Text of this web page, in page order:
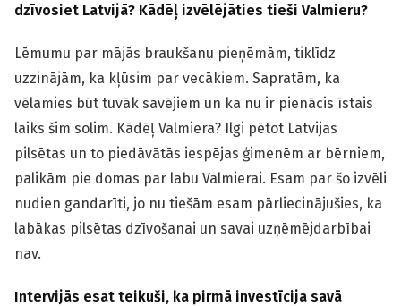
dzīvosiet Latvijā? Kādēļ izvēlējāties tieši Valmieru?
Lēmumu par mājās braukšanu pieņēmām, tiklīdz
uzzinājām, ka kļūsim par vecākiem. Sapratām, ka
vēlamies būt tuvāk savējiem un ka nu ir pienācis īstais
laiks šim solim. Kādēļ Valmiera? Ilgi pētot Latvijas
pilsētas un to piedāvātās iespējas ģimenēm ar bērniem,
palikām pie domas par labu Valmierai. Esam par šo izvēli
nudien gandarīti, jo nu tiešām esam pārliecinājušies, ka
labākas pilsētas dzīvošanai un savai uzņēmējdarbībai
nav.
Intervijās esat teikuši, ka pirmā investīcija savā